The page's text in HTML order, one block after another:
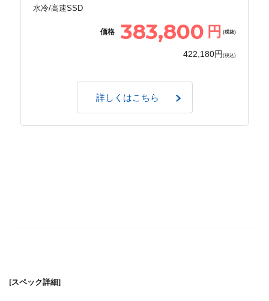
水冷/高速SSD
価格 383,800 円 (税抜)
422,180円 (税込)
詳しくはこちら
[スペック詳細]